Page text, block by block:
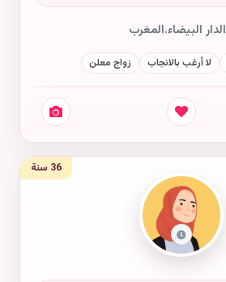
الدار البيضاء،المغرب
لا أرغب بالانجاب زواج معلن
36 سنة